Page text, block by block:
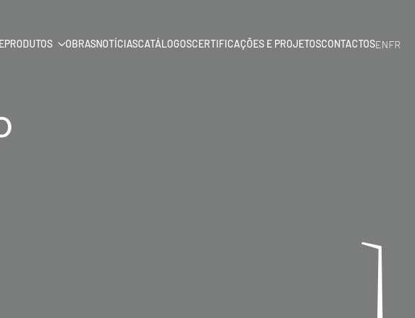
PRODUTOS OBRASNOTÍCIASCATÁLOGOSCERTIFICAÇÕES E PROJETOSCONTACTOSENFR